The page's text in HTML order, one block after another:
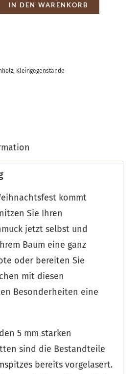
IN DEN WARENKORB
, Kleingegenstände
kommt
Sie Ihren
jetzt selbst und
Baum eine ganz
oder bereiten Sie
mit diesen
Besonderheiten eine
5 mm starken
sind die Bestandteile
bereits vorgelasert.